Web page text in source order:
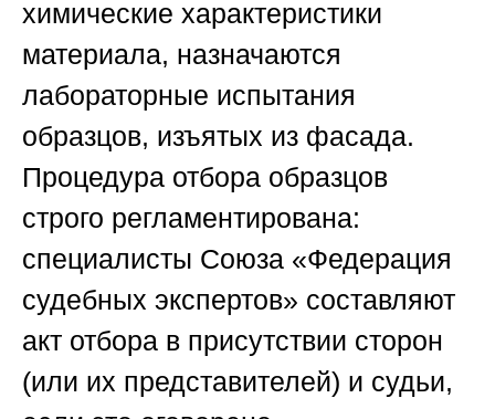
химические характеристики
материала, назначаются
лабораторные испытания
образцов, изъятых из фасада.
Процедура отбора образцов
строго регламентирована:
специалисты Союза «Федерация
судебных экспертов» составляют
акт отбора в присутствии сторон
(или их представителей) и судьи,